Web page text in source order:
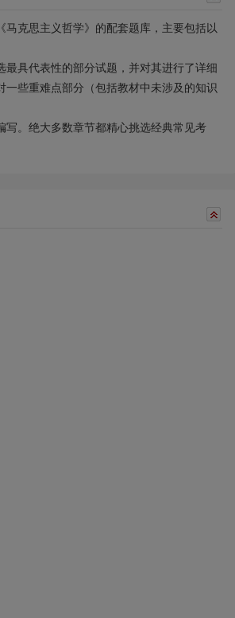
克思主义哲学》的配套题库，主要包括以
具代表性的部分试题，并对其进行了详细
些重难点部分（包括教材中未涉及的知识
。绝大多数章节都精心挑选经典常见考